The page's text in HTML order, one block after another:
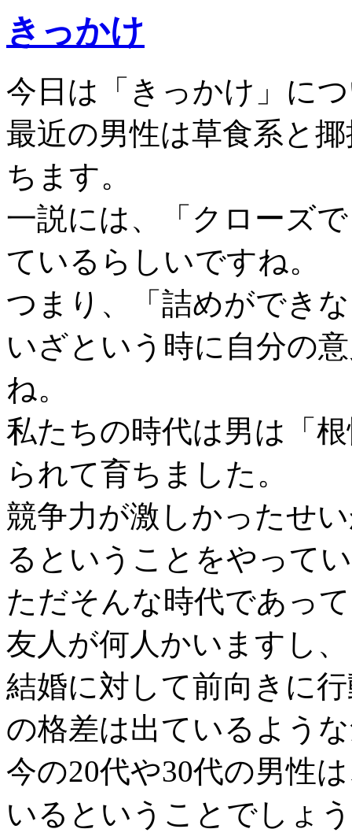
きっかけ
今日は「きっかけ」に
最近の男性は草食系と
ちます。
一説には、「クローズ
ているらしいですね。
つまり、「詰めができ
いざという時に自分の
ね。
私たちの時代は男は「
られて育ちました。
競争力が激しかったせ
るということをやって
ただそんな時代であっ
友人が何人かいますし、
結婚に対して前向きに
の格差は出ているよう
今の20代や30代の男性
いるということでしょ